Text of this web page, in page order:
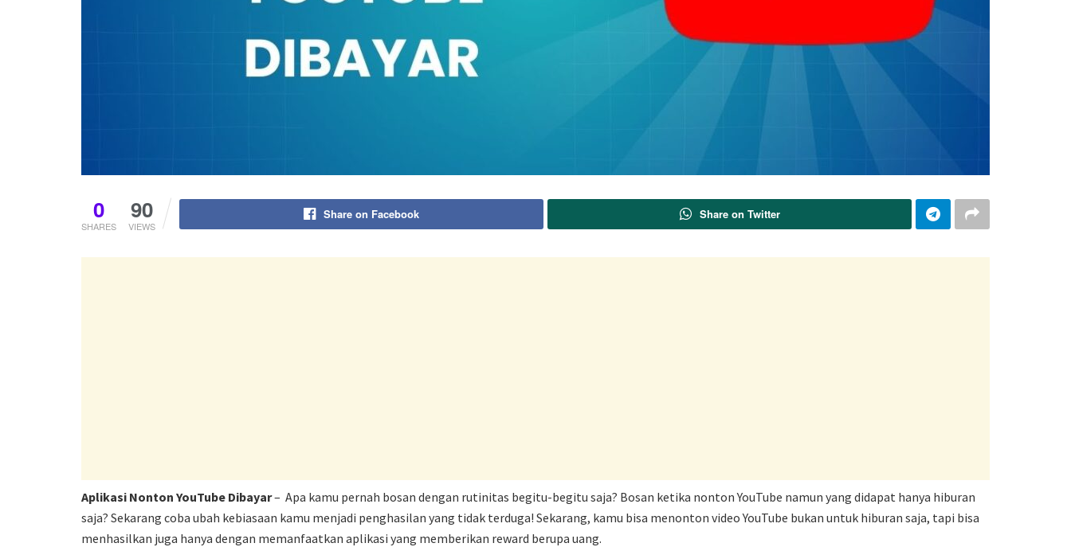
0
SHARES
90
VIEWS
Share on Facebook Share on Twitter
Aplikasi Nonton YouTube Dibayar– Apa kamu pernah bosan dengan rutinitas begitu-begitu saja? Bosan ketika nonton YouTube namun yang didapat hanya hiburan
saja? Sekarang coba ubah kebiasaan kamu menjadi penghasilan yang tidak terduga! Sekarang, kamu bisa menonton video YouTube bukan untuk hiburan saja, tapi bisa
menhasilkan juga hanya dengan memanfaatkan aplikasi yang memberikan reward berupa uang.